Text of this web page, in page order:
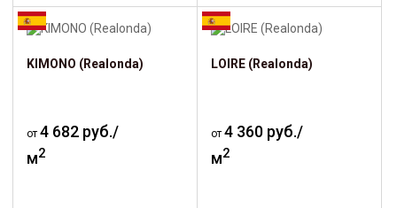
KIMONO (Realonda)
от 4 682 руб./
м2
LOIRE (Realonda)
от 4 360 руб./
м2